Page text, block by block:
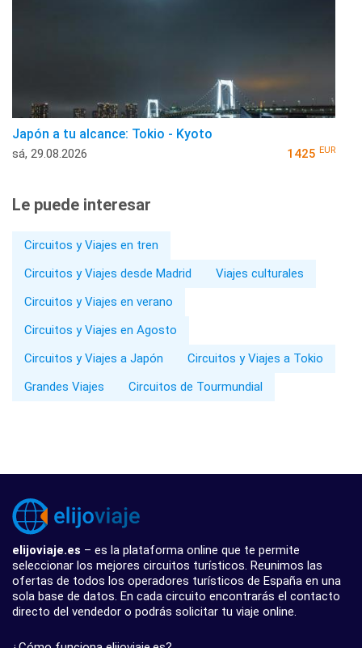
Japón a tu alcance: Tokio - Kyoto
sá, 29.08.2026 1425 EUR
Le puede interesar
Circuitos y Viajes en tren
Circuitos y Viajes desde Madrid
Viajes culturales
Circuitos y Viajes en verano
Circuitos y Viajes en Agosto
Circuitos y Viajes a Japón
Circuitos y Viajes a Tokio
Grandes Viajes
Circuitos de Tourmundial
elijoviaje.es – es la plataforma online que te permite
seleccionar los mejores circuitos turísticos. Reunimos las
ofertas de todos los operadores turísticos de España en una
sola base de datos. En cada circuito encontrarás el contacto
directo del vendedor o podrás solicitar tu viaje online.